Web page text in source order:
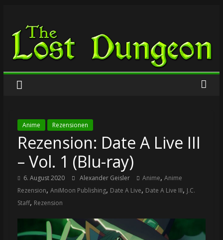
springen
The
Lost
Dungeon
Anime Rezensionen
Rezension: Date A Live III
– Vol. 1 (Blu-ray)
6. August 2020 Alexander Geisler Anime, Anime
Rezension, AniMoon Publishing, Date A Live, Date A Live III, J.C.
Staff, Rezension